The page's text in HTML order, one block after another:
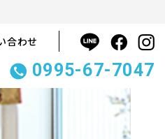
合わせ
0995-67-7047